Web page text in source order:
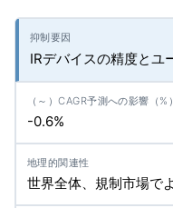
IRデバイスの精度とユ
-0.6%
世界全体、規制市場で